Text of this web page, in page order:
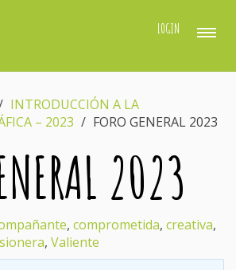
LOGIN
INTRODUCCIÓN A LA
– 2023
FORO GENERAL 2023
2023
, comprometida, creativa,
, Valiente